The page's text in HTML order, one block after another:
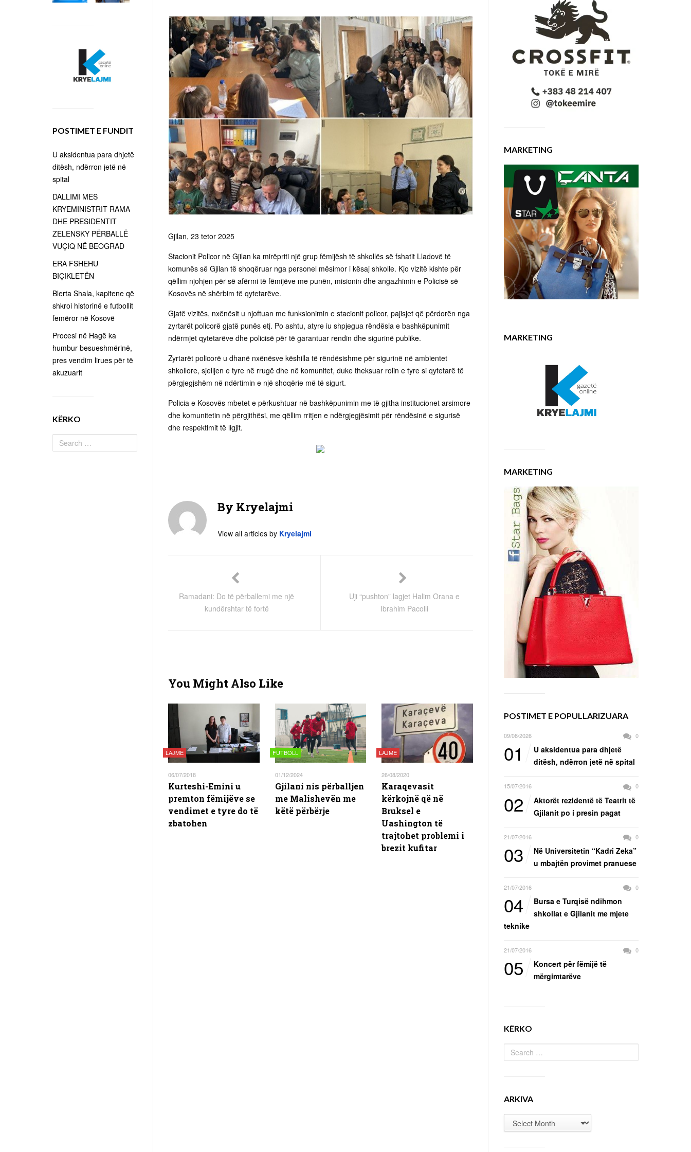
Gjilan, 23 tetor 2025
Stacionit Policor në Gjilan ka mirëpriti një grup fëmijësh të shkollës së fshatit Lladovë të
komunës së Gjilan të shoqëruar nga personel mësimor i kësaj shkolle. Kjo vizitë kishte për
qëllim njohjen për së afërmi të fëmijëve me punën, misionin dhe angazhimin e Policisë së
Kosovës në shërbim të qytetarëve.
Gjatë vizitës, nxënësit u njoftuan me funksionimin e stacionit policor, pajisjet që përdorën nga
zyrtarët policorë gjatë punës etj. Po ashtu, atyre iu shpjegua rëndësia e bashkëpunimit
ndërmjet qytetarëve dhe policisë për të garantuar rendin dhe sigurinë publike.
Zyrtarët policorë u dhanë nxënësve këshilla të rëndësishme për sigurinë në ambientet
shkollore, sjelljen e tyre në rrugë dhe në komunitet, duke theksuar rolin e tyre si qytetarë të
përgjegjshëm në ndërtimin e një shoqërie më të sigurt.
Policia e Kosovës mbetet e përkushtuar në bashkëpunimin me të gjitha institucionet arsimore
dhe komunitetin në përgjithësi, me qëllim rritjen e ndërgjegjësimit për rëndësinë e sigurisë
dhe respektimit të ligjit.
By Kryelajmi
View all articles by Kryelajmi
Ramadani: Do të përballemi me një
kundërshtar të fortë
Uji “pushton” lagjet Halim Orana e
Ibrahim Pacolli
You Might Also Like
LAJME
06/07/2018
Kurteshi-Emini u
premton fëmijëve se
vendimet e tyre do të
zbatohen
FUTBOLL
01/12/2024
Gjilani nis përballjen
me Malishevën me
këtë përbërje
LAJME
26/08/2020
Karaqevasit
kërkojnë që në
Bruksel e
Uashington të
trajtohet problemi i
brezit kufitar
MARKETING
MARKETING
MARKETING
POSTIMET E POPULLARIZUARA
09/08/2026 0
01
U aksidentua para dhjetë
ditësh, ndërron jetë në spital
15/07/2016 0
02
Aktorët rezidentë të Teatrit të
Gjilanit po i presin pagat
21/07/2016 0
03
Në Universitetin “Kadri Zeka”
u mbajtën provimet pranuese
21/07/2016 0
04
Bursa e Turqisë ndihmon
shkollat e Gjilanit me mjete
teknike
21/07/2016 0
05
Koncert për fëmijë të
mërgimtarëve
KËRKO
ARKIVA
POSTIMET E FUNDIT
U aksidentua para dhjetë
ditësh, ndërron jetë në
spital
DALLIMI MES
KRYEMINISTRIT RAMA
DHE PRESIDENTIT
ZELENSKY PËRBALLË
VUÇIQ NË BEOGRAD
ERA FSHEHU
BIÇIKLETËN
Blerta Shala, kapitene që
shkroi historinë e futbollit
femëror në Kosovë
Procesi në Hagë ka
humbur besueshmërinë,
pres vendim lirues për të
akuzuarit
KËRKO